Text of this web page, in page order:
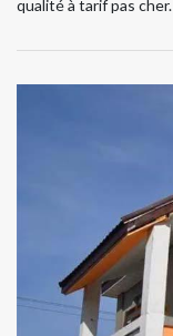
qualité à tarif pas cher.